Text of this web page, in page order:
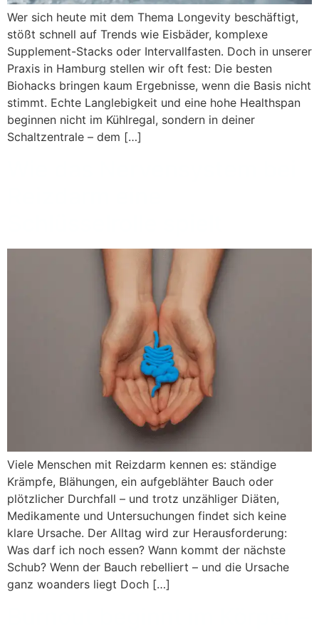
Wer sich heute mit dem Thema Longevity beschäftigt,
stößt schnell auf Trends wie Eisbäder, komplexe
Supplement-Stacks oder Intervallfasten. Doch in unserer
Praxis in Hamburg stellen wir oft fest: Die besten
Biohacks bringen kaum Ergebnisse, wenn die Basis nicht
stimmt. Echte Langlebigkeit und eine hohe Healthspan
beginnen nicht im Kühlregal, sondern in deiner
Schaltzentrale – dem […]
Viele Menschen mit Reizdarm kennen es: ständige
Krämpfe, Blähungen, ein aufgeblähter Bauch oder
plötzlicher Durchfall – und trotz unzähliger Diäten,
Medikamente und Untersuchungen findet sich keine
klare Ursache. Der Alltag wird zur Herausforderung:
Was darf ich noch essen? Wann kommt der nächste
Schub? Wenn der Bauch rebelliert – und die Ursache
ganz woanders liegt Doch […]